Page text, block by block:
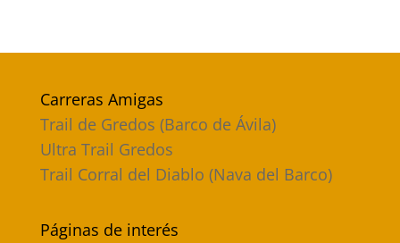
Carreras Amigas
Trail de Gredos (Barco de Ávila)
Ultra Trail Gredos
Trail Corral del Diablo (Nava del Barco)
Páginas de interés